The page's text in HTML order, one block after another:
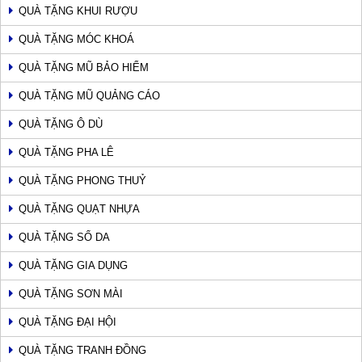
QUÀ TẶNG KHUI RƯỢU
QUÀ TẶNG MÓC KHOÁ
QUÀ TẶNG MŨ BẢO HIỂM
QUÀ TẶNG MŨ QUẢNG CÁO
QUÀ TẶNG Ô DÙ
QUÀ TẶNG PHA LÊ
QUÀ TẶNG PHONG THUỶ
QUÀ TẶNG QUẠT NHỰA
QUÀ TẶNG SỔ DA
QUÀ TẶNG GIA DỤNG
QUÀ TẶNG SƠN MÀI
QUÀ TẶNG ĐẠI HỘI
QUÀ TẶNG TRANH ĐỒNG